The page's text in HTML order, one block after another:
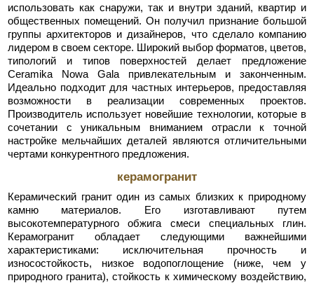
использовать как снаружи, так и внутри зданий, квартир и
общественных помещений. Он получил признание большой
группы архитекторов и дизайнеров, что сделало компанию
лидером в своем секторе. Широкий выбор форматов, цветов,
типологий и типов поверхностей делает предложение
Ceramika Nowa Gala привлекательным и законченным.
Идеально подходит для частных интерьеров, предоставляя
возможности в реализации современных проектов.
Производитель использует новейшие технологии, которые в
сочетании с уникальным вниманием отрасли к точной
настройке мельчайших деталей являются отличительными
чертами конкурентного предложения.
керамогранит
Керамический гранит один из самых близких к природному
камню материалов. Его изготавливают путем
высокотемпературного обжига смеси специальных глин.
Керамогранит обладает следующими важнейшими
характеристиками: исключительная прочность и
износостойкость, низкое водопоглощение (ниже, чем у
природного гранита), стойкость к химическому воздействию,